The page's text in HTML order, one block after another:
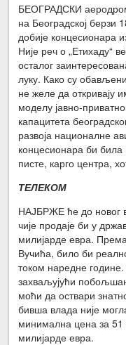
БЕОГРАДСКИ аеродром
на Београдској берзи
добије концесионара
Није реч о „Етихаду“
осталог
луку. Како су
не желе да откривају
моделу јавно-
капацитета
развоја националне
концесионара би била
писте, карго центра,
ТЕЛЕКОМ
НАЈБРЖЕ ће до новог
чије продаје би у
милијарде евра.
Вучића, било би
током наредне
захваљујући
моћи да оствари
бивша влада није
минимална цена за 51
милијарде евра.